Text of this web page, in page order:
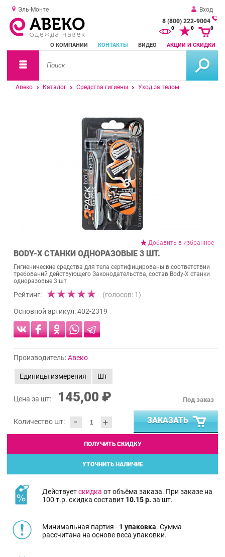
Эль-Монте
Вход
8 (800) 222-9004
О КОМПАНИИ КОНТАКТЫ ВИДЕО АКЦИИ И СКИДКИ
0 0 0
Авеко Каталог Средства гигиены Уход за телом
Добавить в избранное
BODY-X СТАНКИ ОДНОРАЗОВЫЕ 3 ШТ.
Гигиенические средства для тела сертифицированы в соответствии
требований действующего Законодательства, состав Body-X станки
одноразовые 3 шт
Рейтинг: (голосов: 1)
Основной артикул:402-2319
Производитель:Авеко
Единицы измерения Шт
Цена за шт: 145,00 ₽
Количество шт: - +
Под заказ
ЗАКАЗАТЬ
ПОЛУЧИТЬ СКИДКУ
УТОЧНИТЬ НАЛИЧИЕ
Действуетскидка от объёма заказа. При заказе на
100 т.р. скидка составит 10.15 р. за шт.
Минимальная партия - 1 упаковка. Сумма
рассчитана на основе веса упаковки.